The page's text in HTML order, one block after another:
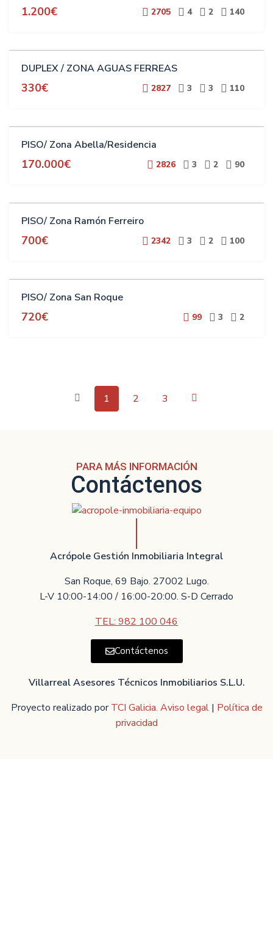
1.200€ 2705 4 2 140
DUPLEX / ZONA AGUAS FERREAS
330€ 2827 3 3 110
PISO/ Zona Abella/Residencia
170.000€ 2826 3 2 90
PISO/ Zona Ramón Ferreiro
700€ 2342 3 2 100
PISO/ Zona San Roque
720€ 99 3 2
1 2 3
PARA MÁS INFORMACIÓN
Contáctenos
Acrópole Gestión Inmobiliaria Integral
San Roque, 69 Bajo. 27002 Lugo.
L-V 10:00-14:00 / 16:00-20:00. S-D Cerrado
TEL: 982 100 046
Contáctenos
Villarreal Asesores Técnicos Inmobiliarios S.L.U.
Proyecto realizado porTCI Galicia. Aviso legal | Política de
privacidad